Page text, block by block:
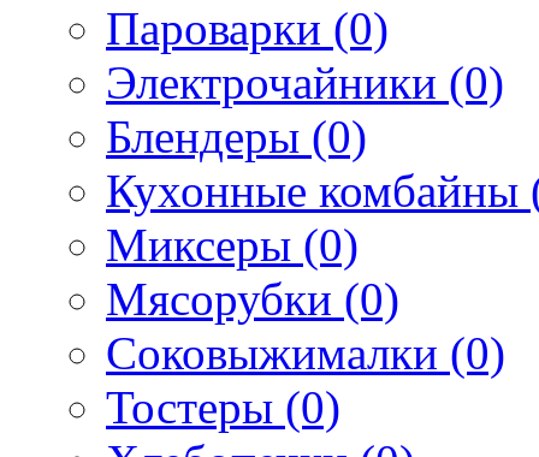
Пароварки (0)
Электрочайники (0)
Блендеры (0)
Кухонные комбайны
Миксеры (0)
Мясорубки (0)
Соковыжималки (0)
Тостеры (0)